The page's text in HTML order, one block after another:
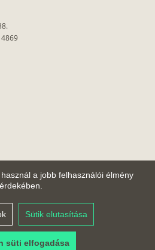
a jobb felhasználói élmény
érdekében.
Sütik elutasítása
süti elfogadása